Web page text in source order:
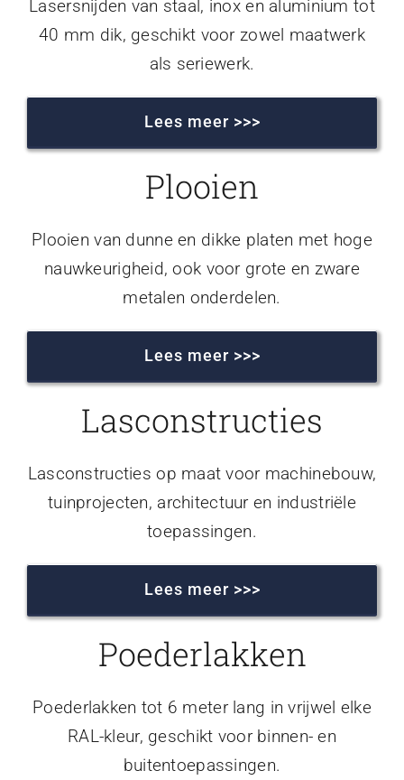
Lasersnijden van staal, inox en aluminium tot
40 mm dik, geschikt voor zowel maatwerk
als seriewerk.
Lees meer >>>
Plooien
Plooien van dunne en dikke platen met hoge
nauwkeurigheid, ook voor grote en zware
metalen onderdelen.
Lees meer >>>
Lasconstructies
Lasconstructies op maat voor machinebouw,
tuinprojecten, architectuur en industriële
toepassingen.
Lees meer >>>
Poederlakken
Poederlakken tot 6 meter lang in vrijwel elke
RAL-kleur, geschikt voor binnen- en
buitentoepassingen.